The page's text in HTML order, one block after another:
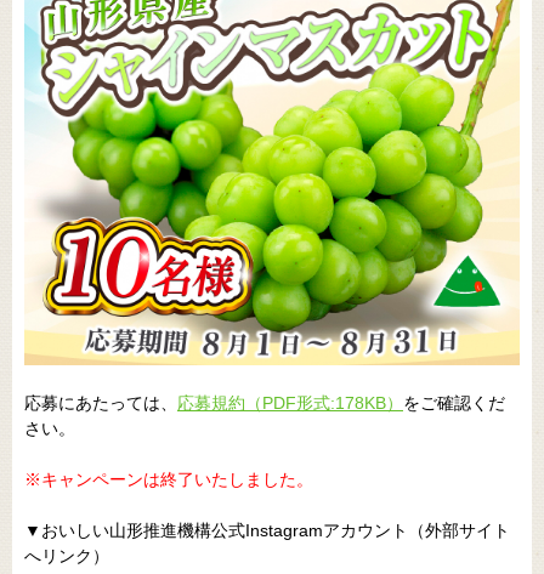
応募にあたっては、 応募規約（PDF形式:178KB） をご確認くだ
さい。
※キャンペーンは終了いたしました。
▼おいしい山形推進機構公式Instagramアカウント（外部サイト
へリンク）